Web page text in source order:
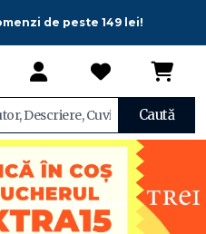
de peste 149 lei!
Caută